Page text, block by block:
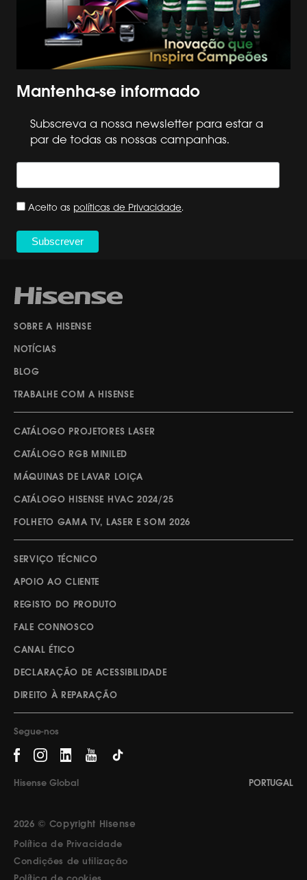
Mantenha-se informado
Subscreva a nossa newsletter para estar a
par de todas as nossas campanhas.
Aceito as políticas de Privacidade.
SOBRE A HISENSE
NOTÍCIAS
BLOG
TRABALHE COM A HISENSE
CATÁLOGO PROJETORES LASER
CATÁLOGO RGB MINILED
MÁQUINAS DE LAVAR LOIÇA
CATÁLOGO HISENSE HVAC 2024/25
FOLHETO GAMA TV, LASER E SOM 2026
SERVIÇO TÉCNICO
APOIO AO CLIENTE
REGISTO DO PRODUTO
FALE CONNOSCO
CANAL ÉTICO
DECLARAÇÃO DE ACESSIBILIDADE
DIREITO À REPARAÇÃO
Segue-nos
Hisense Global PORTUGAL
2026 © Copyright Hisense
Política de Privacidade
Condições de utilização